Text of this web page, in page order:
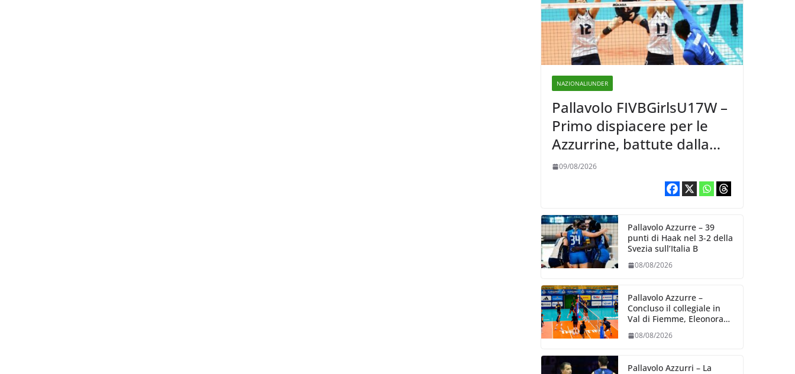
NAZIONALIUNDER
Pallavolo FIVBGirlsU17W –
Primo dispiacere per le
Azzurrine, battute dalla
Korea 3-1
09/08/2026
Pallavolo Azzurre – 39
punti di Haak nel 3-2 della
Svezia sull’Italia B
08/08/2026
Pallavolo Azzurre –
Concluso il collegiale in
Val di Fiemme, Eleonora
su quei piccoli dettagli
08/08/2026
Pallavolo Azzurri – La